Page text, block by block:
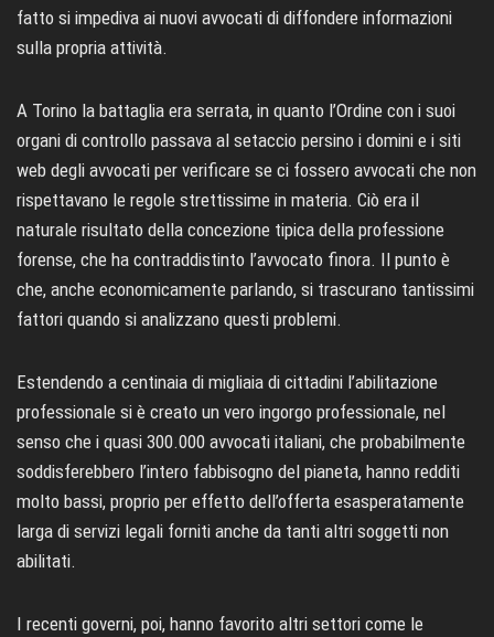
fatto si impediva ai nuovi avvocati di diffondere informazioni
sulla propria attività.
A Torino la battaglia era serrata, in quanto l’Ordine con i suoi
organi di controllo passava al setaccio persino i domini e i siti
web degli avvocati per verificare se ci fossero avvocati che non
rispettavano le regole strettissime in materia. Ciò era il
naturale risultato della concezione tipica della professione
forense, che ha contraddistinto l’avvocato finora. Il punto è
che, anche economicamente parlando, si trascurano tantissimi
fattori quando si analizzano questi problemi.
Estendendo a centinaia di migliaia di cittadini l’abilitazione
professionale si è creato un vero ingorgo professionale, nel
senso che i quasi 300.000 avvocati italiani, che probabilmente
soddisferebbero l’intero fabbisogno del pianeta, hanno redditi
molto bassi, proprio per effetto dell’offerta esasperatamente
larga di servizi legali forniti anche da tanti altri soggetti non
abilitati.
I recenti governi, poi, hanno favorito altri settori come le